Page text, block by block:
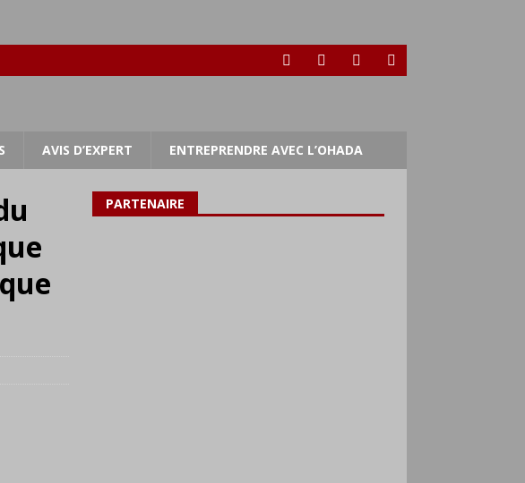
AVIS D’EXPERT ENTREPRENDRE AVEC L’OHADA
PARTENAIRE